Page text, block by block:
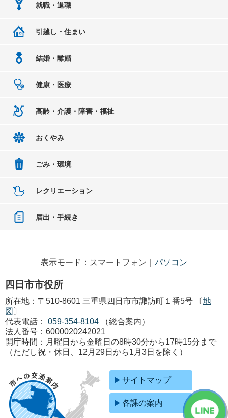
就職・退職
引越し・住まい
結婚・離婚
健康・医療
高齢・介護・障害・福祉
おくやみ
ごみ・環境
レクリエーション
届出・手続き
表示モード：スマートフォン｜ パソコン
四日市市役所
所在地：〒510-8601 三重県四日市市諏訪町１番5号 〔 地
図 〕
代表電話：
059-354-8104
（総合案内）
法人番号：6000020242021
開庁時間：月曜日から金曜日の8時30分から17時15分まで
（ただし祝・休日、12月29日から1月3日を除く）
サイトマップ
各課の案内